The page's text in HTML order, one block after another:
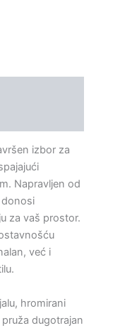
izbor za
Napravljen od
za vaš prostor.
već i
hromirani
dugotrajan